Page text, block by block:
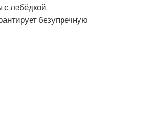
с лебёдкой.
безупречную
марки компании E.I.